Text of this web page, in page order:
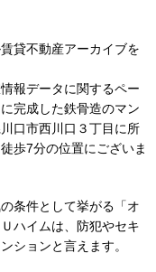
貸不動産アーカイブを
報データに関するペー
完成した鉄骨造のマン
口市西川口３丁目に所
歩7分の位置にございま
条件として挙がる「オ
ハイムは、防犯やセキ
ションと言えます。